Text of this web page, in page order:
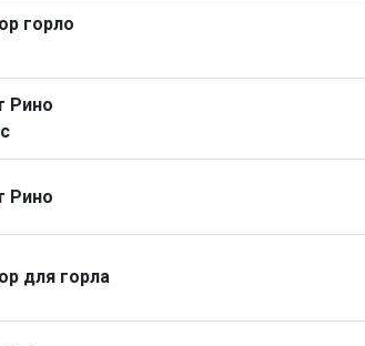
горло
Рино
Рино
для горла